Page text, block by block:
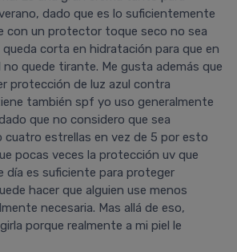
dado que es lo suficientemente
con un protector toque seco no sea
corta en hidratación para que en
quede tirante. Me gusta además que
protección de luz azul contra
también spf yo uso generalmente
que no considero que sea
cuatro estrellas en vez de 5 por esto
pocas veces la protección uv que
día es suficiente para proteger
hacer que alguien use menos
necesaria. Mas allá de eso,
porque realmente a mi piel le